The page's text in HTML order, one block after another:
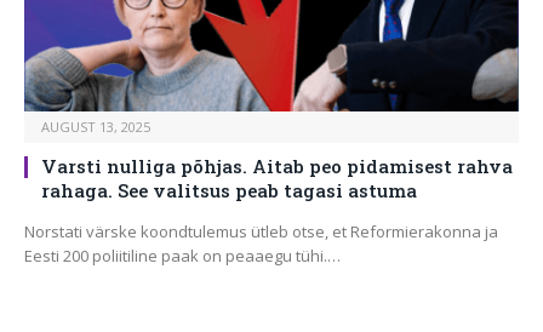
AUGUST 13, 2025
Varsti nulliga põhjas. Aitab peo pidamisest rahva
rahaga. See valitsus peab tagasi astuma
Norstati värske koondtulemus ütleb otse, et Reformierakonna ja
Eesti 200 poliitiline paak on peaaegu tühi.…